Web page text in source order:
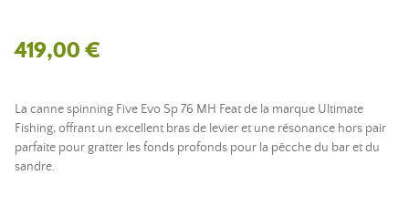
419,00 €
La canne spinning Five Evo Sp 76 MH Feat de la marque Ultimate
Fishing, offrant un excellent bras de levier et une résonance hors pair
parfaite pour gratter les fonds profonds pour la pêcche du bar et du
sandre.